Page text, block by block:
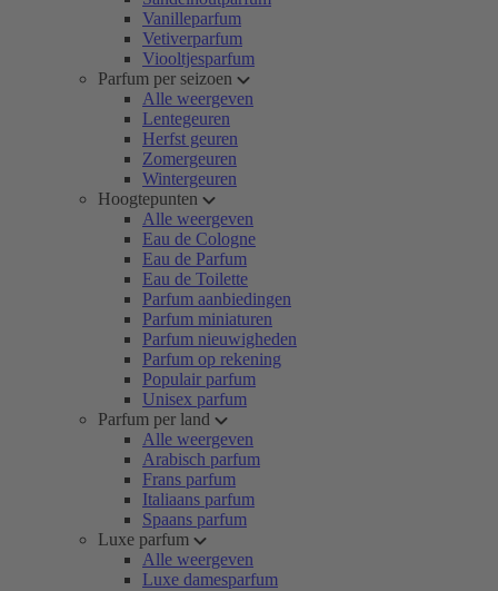
Vanilleparfum
Vetiverparfum
Viooltjesparfum
Parfum per seizoen
Alle weergeven
Lentegeuren
Herfst geuren
Zomergeuren
Wintergeuren
Hoogtepunten
Alle weergeven
Eau de Cologne
Eau de Parfum
Eau de Toilette
Parfum aanbiedingen
Parfum miniaturen
Parfum nieuwigheden
Parfum op rekening
Populair parfum
Unisex parfum
Parfum per land
Alle weergeven
Arabisch parfum
Frans parfum
Italiaans parfum
Spaans parfum
Luxe parfum
Alle weergeven
Luxe damesparfum